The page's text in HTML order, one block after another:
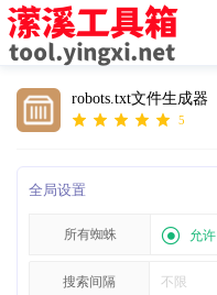
robots.txt文件生成器
5
全局设置
所有蜘蛛 允许
搜索间隔